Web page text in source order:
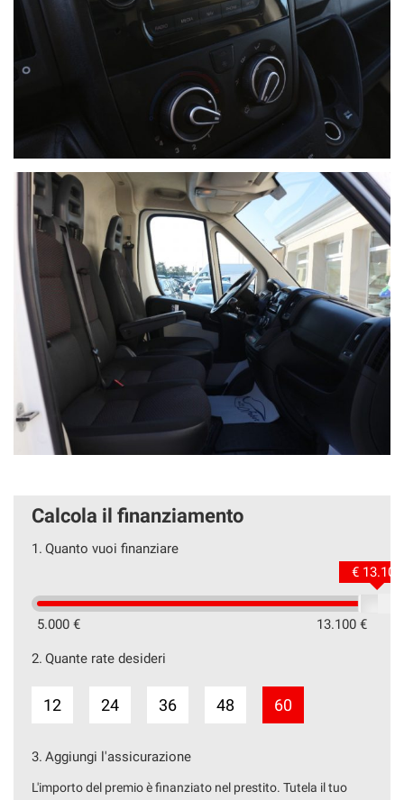
Calcola il finanziamento
1. Quanto vuoi finanziare
5.000 € 13.100 €
€ 13.100
2. Quante rate desideri
12 24 36 48 60
3. Aggiungi l'assicurazione
L'importo del premio è finanziato nel prestito. Tutela il tuo